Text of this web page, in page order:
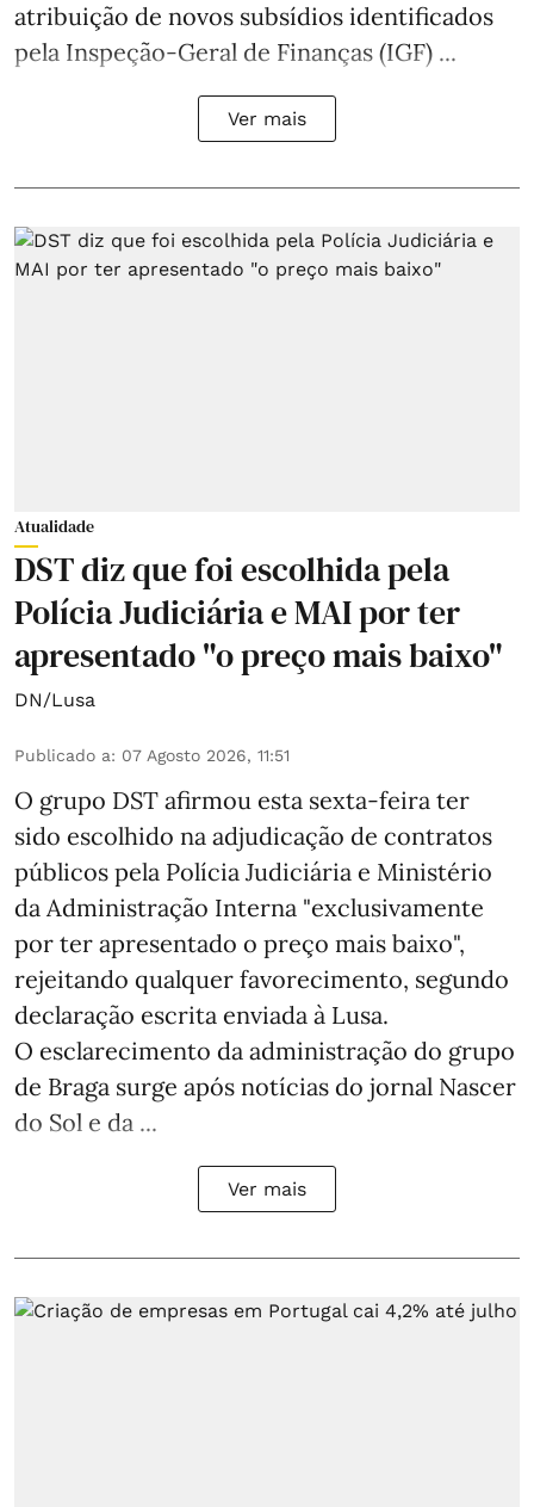
atribuição de novos subsídios identificados
pela Inspeção-Geral de Finanças (IGF) ...
Ver mais
Atualidade
DST diz que foi escolhida pela
Polícia Judiciária e MAI por ter
apresentado "o preço mais baixo"
DN/Lusa
Publicado a: 07 Agosto 2026, 11:51
O grupo DST afirmou esta sexta-feira ter
sido escolhido na adjudicação de contratos
públicos pela Polícia Judiciária e Ministério
da Administração Interna "exclusivamente
por ter apresentado o preço mais baixo",
rejeitando qualquer favorecimento, segundo
declaração escrita enviada à Lusa.
O esclarecimento da administração do grupo
de Braga surge após notícias do jornal Nascer
do Sol e da ...
Ver mais